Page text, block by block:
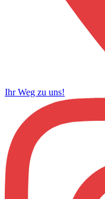
Ihr Weg zu uns!